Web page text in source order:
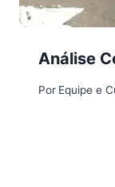
Análise
Por Equipe e